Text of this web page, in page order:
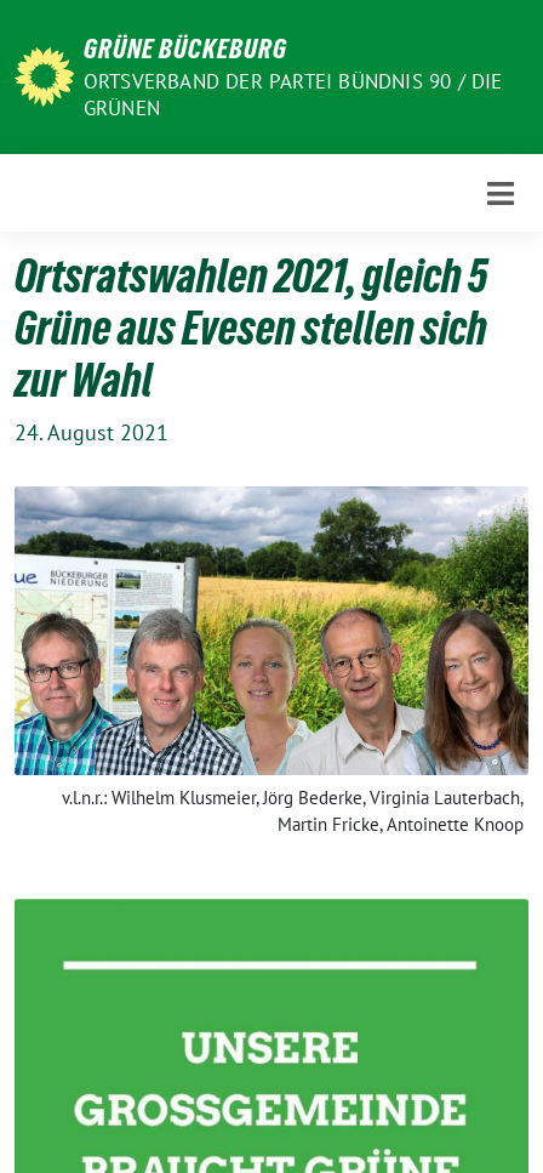
zum
Inhalt
GRÜNE BÜCKEBURG
ORTSVERBAND DER PARTEI BÜNDNIS 90 / DIE
GRÜNEN
Ortsratswahlen 2021, gleich 5
Grüne aus Evesen stellen sich
zur Wahl
24. August 2021
v.l.n.r.: Wilhelm Klusmeier, Jörg Bederke, Virginia Lauterbach,
Martin Fricke, Antoinette Knoop